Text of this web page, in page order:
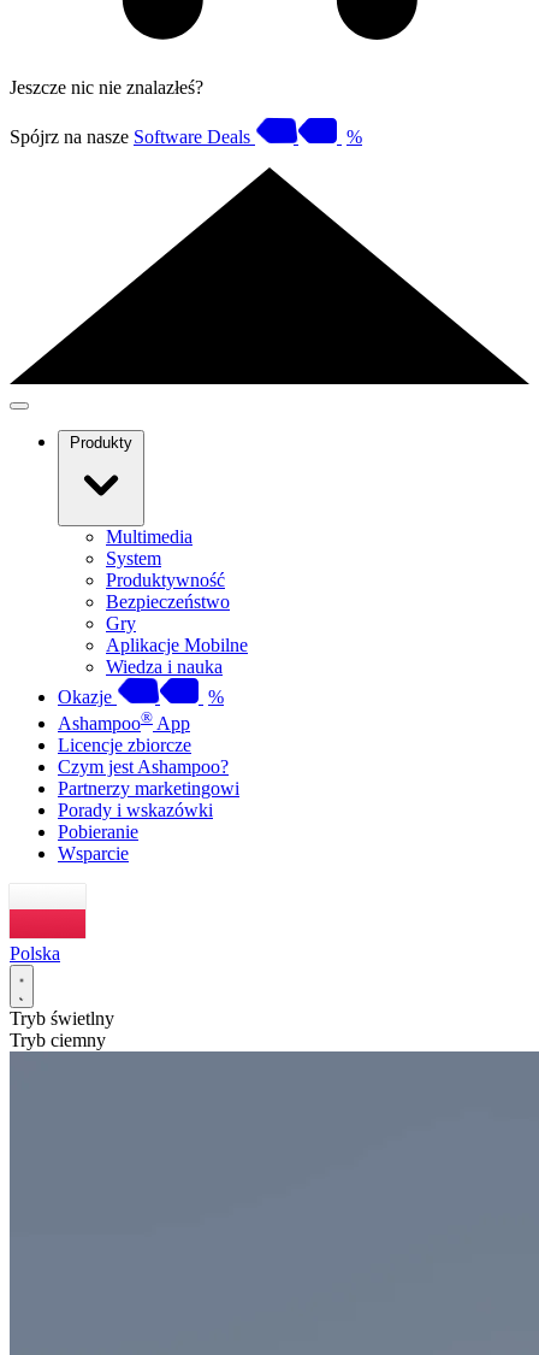
Jeszcze nic nie znalazłeś?
Spójrz na nasze Software Deals %
Produkty
Multimedia
System
Produktywność
Bezpieczeństwo
Gry
Aplikacje Mobilne
Wiedza i nauka
Okazje
%
Ashampoo® App
Licencje zbiorcze
Czym jest Ashampoo?
Partnerzy marketingowi
Porady i wskazówki
Pobieranie
Wsparcie
Polska
Tryb świetlny
Tryb ciemny